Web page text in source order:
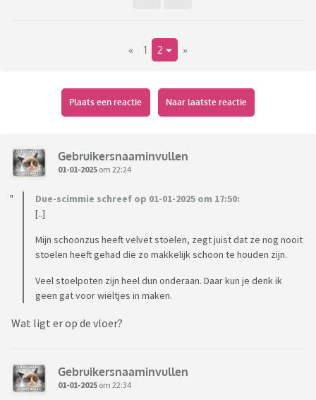
met wieltjes. Nu heb ik echt al vele sites gezien, maar dit nog
niet echt gevonden in een leuke kleur.
wordt het grijs. Budget max 250 per stoel.
Iemand goede ideeën? Of stoelen waar we ze zelf onder
« 1 2 »
Plaats een reactie Naar laatste reactie
Gebruikersnaaminvullen
01-01-2025 om 22:24
Due-scimmie schreef op 01-01-2025 om 17:50:
[..]
Mijn schoonzus heeft velvet stoelen, zegt juist dat ze nog nooit
stoelen heeft gehad die zo makkelijk schoon te houden zijn.
Veel stoelpoten zijn heel dun onderaan. Daar kun je denk ik
geen gat voor wieltjes in maken.
Wat ligt er op de vloer?
Gebruikersnaaminvullen
01-01-2025 om 22:34